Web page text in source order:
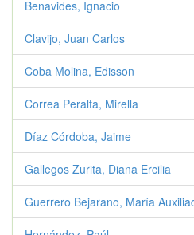
Benavides, Ignacio
Clavijo, Juan Carlos
Coba Molina, Edisson
Correa Peralta, Mirella
Díaz Córdoba, Jaime
Gallegos Zurita, Diana Ercilia
Guerrero Bejarano, María